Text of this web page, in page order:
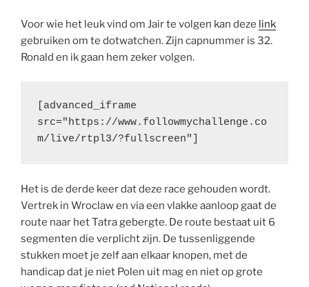
Voor wie het leuk vind om Jair te volgen kan deze link
gebruiken om te dotwatchen. Zijn capnummer is 32.
Ronald en ik gaan hem zeker volgen.
[advanced_iframe
src="https://www.followmychallenge.co
m/live/rtpl3/?fullscreen"]
Het is de derde keer dat deze race gehouden wordt.
Vertrek in Wroclaw en via een vlakke aanloop gaat de
route naar het Tatra gebergte. De route bestaat uit 6
segmenten die verplicht zijn. De tussenliggende
stukken moet je zelf aan elkaar knopen, met de
handicap dat je niet Polen uit mag en niet op grote